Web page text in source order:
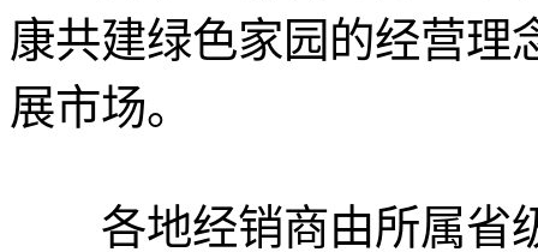
康共建绿色家园的经营理
展市场。
各地经销商由所属省